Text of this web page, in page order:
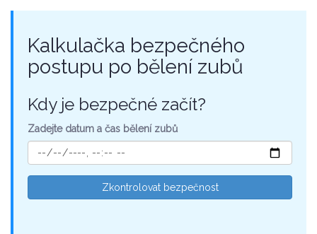
Kalkulačka bezpečného
postupu po bělení zubů
Kdy je bezpečné začít?
Zadejte datum a čas bělení zubů
Zkontrolovat bezpečnost